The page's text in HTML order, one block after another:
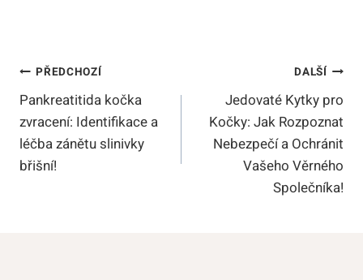
Navigace
Pro
Příspěvek
PŘEDCHOZÍ
Pankreatitida kočka
zvracení: Identifikace a
léčba zánětu slinivky
břišní!
DALŠÍ
Jedovaté Kytky pro
Kočky: Jak Rozpoznat
Nebezpečí a Ochránit
Vašeho Věrného
Společníka!